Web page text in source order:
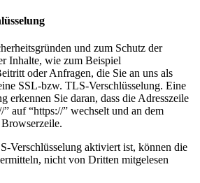
und zum Schutz der
Inhalte, wie zum Beispiel
oder Anfragen, die Sie an uns als
SSL-bzw. TLS-Verschlüsselung. Eine
erkennen Sie daran, dass die Adresszeile
auf “https://” wechselt und an dem
Verschlüsselung aktiviert ist, können die
nicht von Dritten mitgelesen